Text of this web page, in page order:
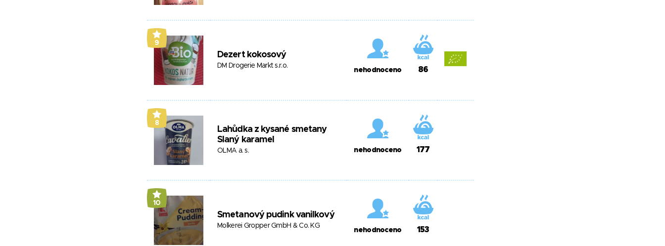
9
Dezert kokosový
DM Drogerie Markt s.r.o.
nehodnoceno 86
8
Lahůdka z kysané smetany
Slaný karamel
OLMA a. s. nehodnoceno 177
10
Smetanový pudink vanilkový
Molkerei Gropper GmbH & Co. KG
nehodnoceno 153